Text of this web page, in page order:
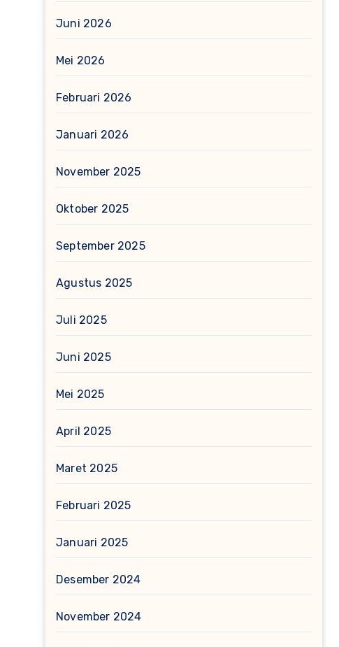
Juni 2026
Mei 2026
Februari 2026
Januari 2026
November 2025
Oktober 2025
September 2025
Agustus 2025
Juli 2025
Juni 2025
Mei 2025
April 2025
Maret 2025
Februari 2025
Januari 2025
Desember 2024
November 2024